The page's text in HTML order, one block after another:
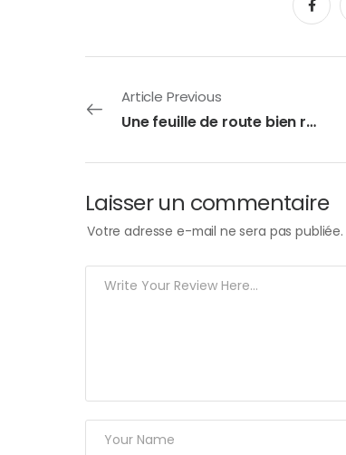
Article Previous
Une feuille de route bien remplie
Laisser un commentaire
Votre adresse e-mail ne sera pas publiée.